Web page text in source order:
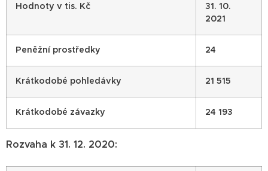
Hodnoty v tis. Kč
31. 10.
2021
Peněžní prostředky 24
Krátkodobé pohledávky 21 515
Krátkodobé závazky 24 193
Rozvaha k 31. 12. 2020: